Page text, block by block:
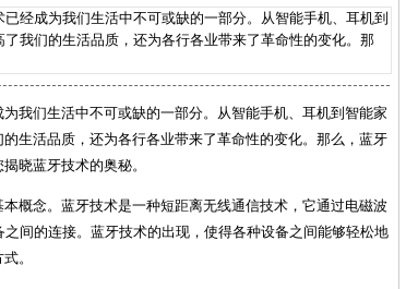
成为我们生活中不可或缺的一部分。从智能手机、耳机到
我们的生活品质，还为各行各业带来了革命性的变化。那
我们生活中不可或缺的一部分。从智能手机、耳机到智能家
生活品质，还为各行各业带来了革命性的变化。那么，蓝牙
晓蓝牙技术的奥秘。
概念。蓝牙技术是一种短距离无线通信技术，它通过电磁波
间的连接。蓝牙技术的出现，使得各种设备之间能够轻松地
。